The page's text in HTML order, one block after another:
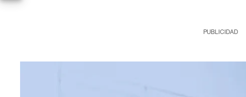
PUBLICIDAD